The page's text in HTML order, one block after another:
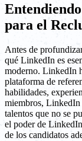
para el
Antes de
qué LinkedIn es
moderno. LinkedIn
plataforma de
habilidades,
miembros, LinkedIn
talentos que no se
el poder de
de los candidatos